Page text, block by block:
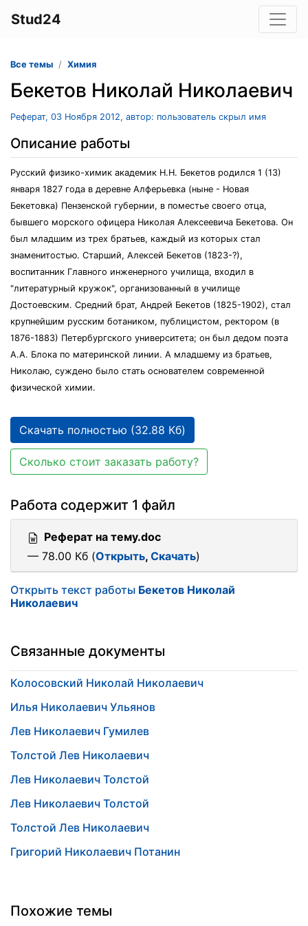
Stud24
Все темы Химия
Бекетов Николай Николаевич
Реферат, 03 Ноября 2012, автор: пользователь скрыл имя
Описание работы
Русский физико-химик академик Н.Н. Бекетов родился 1 (13)
января 1827 года в деревне Алферьевка (ныне - Новая
Бекетовка) Пензенской губернии, в поместье своего отца,
бывшего морского офицера Николая Алексеевича Бекетова. Он
был младшим из трех братьев, каждый из которых стал
знаменитостью. Старший, Алексей Бекетов (1823-?),
воспитанник Главного инженерного училища, входил в
"литературный кружок", организованный в училище
Достоевским. Средний брат, Андрей Бекетов (1825-1902), стал
крупнейшим русским ботаником, публицистом, ректором (в
1876-1883) Петербургского университета; он был дедом поэта
А.А. Блока по материнской линии. А младшему из братьев,
Николаю, суждено было стать основателем современной
физической химии.
Скачать полностью (32.88 Кб)
Сколько стоит заказать работу?
Работа содержит 1 файл
Реферат на тему.doc
— 78.00 Кб (Открыть, Скачать)
Открыть текст работы Бекетов Николай
Николаевич
Связанные документы
Колосовский Николай Николаевич
Илья Николаевич Ульянов
Лев Николаевич Гумилев
Толстой Лев Николаевич
Лев Николаевич Толстой
Лев Николаевич Толстой
Толстой Лев Николаевич
Григорий Николаевич Потанин
Похожие темы